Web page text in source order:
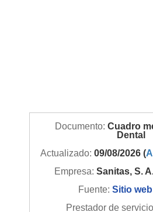
Documento: Cuadro
Dental
Actualizado: 09/08/2026 (
Empresa: Sanitas, S.
Fuente: Sitio
Prestador de